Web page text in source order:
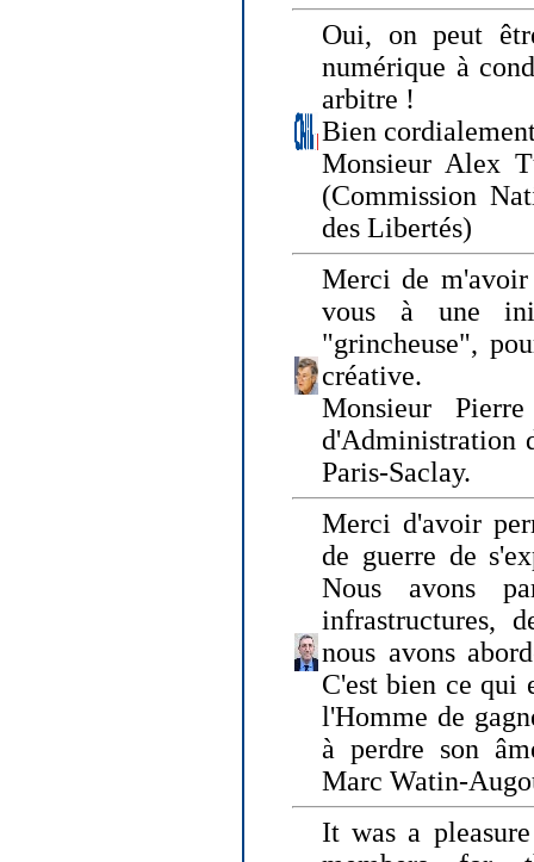
Oui, on peut
numérique à
arbitre !
Bien
Monsieur Alex
(Commission
des Libertés)
Merci de
vous à une
"grincheuse",
créative.
Monsieur
d'Administration
Paris-Saclay.
Merci d'avoir
de guerre de
Nous avons
infrastructures,
nous avons
C'est bien ce qui
l'Homme de
à perdre son
Marc Watin-
It was a